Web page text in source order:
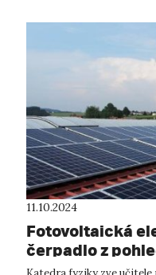
11.10.2024
Fotovoltaická
čerpadlo z